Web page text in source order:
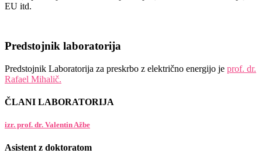
EU itd.
Predstojnik laboratorija
Predstojnik Laboratorija za preskrbo z električno energijo je prof. dr.
Rafael Mihalič.
ČLANI LABORATORIJA
izr. prof. dr. Valentin Ažbe
Asistent z doktoratom